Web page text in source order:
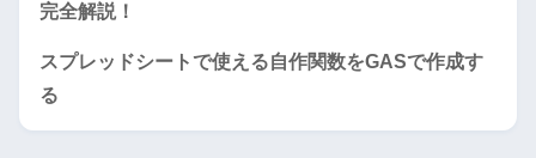
完全解説！
スプレッドシートで使える自作関数をGASで作成す
る